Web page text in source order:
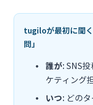
tugiloが最初に聞
問」
誰が: SNS
ケティング
いつ: どの